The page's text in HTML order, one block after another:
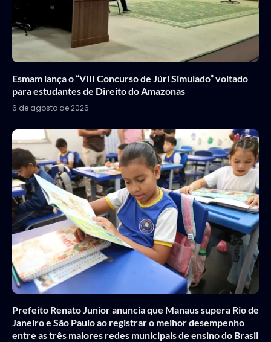
Esmam lança o “VIII Concurso de Júri Simulado” voltado
para estudantes de Direito do Amazonas
6 de agosto de 2026
Prefeito Renato Junior anuncia que Manaus supera Rio de
Janeiro e São Paulo ao registrar o melhor desempenho
entre as três maiores redes municipais de ensino do Brasil